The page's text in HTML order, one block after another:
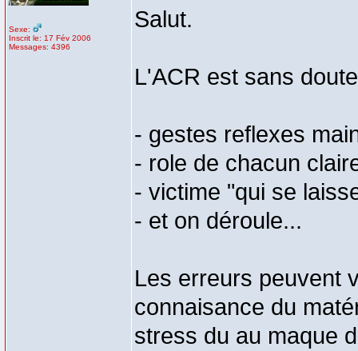
Sexe:
Inscrit le: 17 Fév 2006
Messages: 4396
Salut.
L'ACR est sans
- gestes reflexes
- role de chacun
- victime "qui se
- et on déroule...
Les erreurs peuvent
connaisance du
stress du au maque